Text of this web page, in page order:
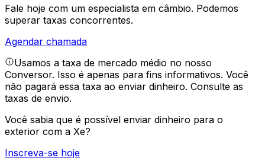
Fale hoje com um especialista em câmbio. Podemos
superar taxas concorrentes.
Agendar chamada
Usamos a taxa de mercado médio no nosso
Conversor. Isso é apenas para fins informativos. Você
não pagará essa taxa ao enviar dinheiro. Consulte as
taxas de envio.
Você sabia que é possível enviar dinheiro para o
exterior com a Xe?
Inscreva-se hoje